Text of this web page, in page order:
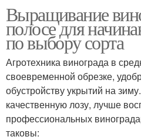
Выращивание
полосе для
по выбору сорта
Агротехника винограда в
своевременной обрезке,
обустройству укрытий на
качественную лозу, лучше
профессиональных
таковы: